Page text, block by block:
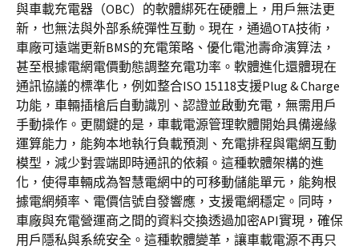
與車載充電器（OBC）的軟體綁死在硬體上，用戶無法更
新，也無法與外部系統彈性互動。現在，通過OTA技術，
車廠可遠端更新BMS的充電策略、優化電池壽命演算法，
甚至根據電網電價動態調整充電功率。軟體進化還體現在
通訊協議的標準化，例如整合ISO 15118支援Plug & Charge
功能，車輛插槍后自動識別、認證並啟動充電，無需用戶
手動操作。更關鍵的是，車載電源管理軟體開始具備邊緣
運算能力，能夠本地執行負載預測、充電排程與電網互動
模型，減少對雲端即時通訊的依賴。這種軟體架構的進
化，使得車輛成為智慧電網中的可移動儲能單元，能夠根
據電網頻率、電價信號自發響應，支援電網穩定。同時，
車廠與充電營運商之間的資料交換透過加密API實現，確保
用戶隱私與系統安全。這種軟體變革，讓車載電源不再只